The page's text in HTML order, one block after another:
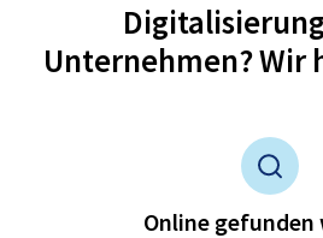
Unternehmen? Wir
Online gefunden